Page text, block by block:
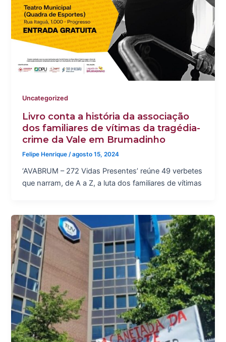
Uncategorized
Livro conta a história da associação
dos familiares de vítimas da tragédia-
crime da Vale em Brumadinho
Felipe Henrique/agosto 15, 2024
‘AVABRUM – 272 Vidas Presentes’ reúne 49 verbetes
que narram, de A a Z, a luta dos familiares de vítimas